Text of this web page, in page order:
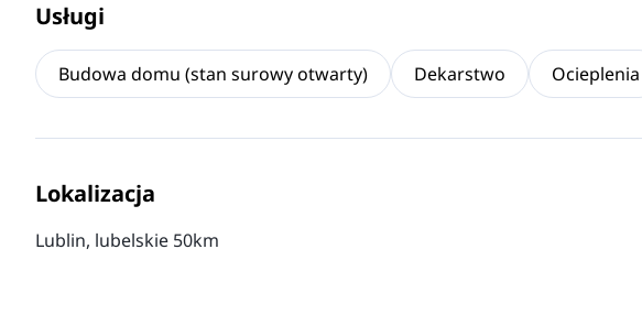
Usługi
Budowa domu (stan surowy otwarty) Dekarstwo Ocieplenia
Lokalizacja
Lublin, lubelskie 50km